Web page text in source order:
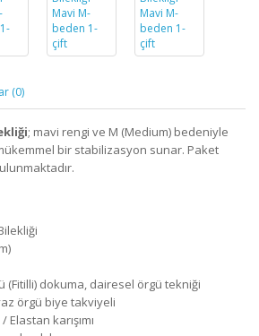
(0)
; mavi rengi ve M (Medium) bedeniyle
bir stabilizasyon sunar. Paket
(Fitilli) dokuma, dairesel örgü tekniği
örgü biye takviyeli
karışımı